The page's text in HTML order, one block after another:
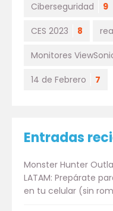
Ciberseguridad 9
CES 2023 8
Monitores
14 de Febrero 7
Entradas
Monster Hunter
LATAM: Prepárate
en tu celular (sin